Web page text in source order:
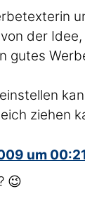
der Idee,
gutes
ziehen
um
😉